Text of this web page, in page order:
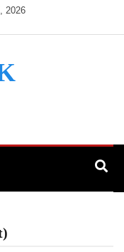
2026